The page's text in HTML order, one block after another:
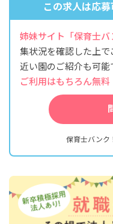
この求人は応
姉妹サイト「保育士バ
集状況を確認した上
近い園のご紹介も可能
ご利用はもちろん無料
保育士バンク